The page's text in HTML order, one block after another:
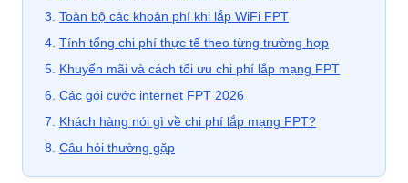
Toàn bộ các khoản phí khi lắp WiFi FPT
Tính tổng chi phí thực tế theo từng trường hợp
Khuyến mãi và cách tối ưu chi phí lắp mạng FPT
Các gói cước internet FPT 2026
Khách hàng nói gì về chi phí lắp mạng FPT?
Câu hỏi thường gặp